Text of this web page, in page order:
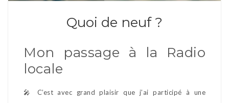
Quoi de neuf ?
Mon passage à la Radio
locale
🎤 C’est avec grand plaisir que j’ai participé à une